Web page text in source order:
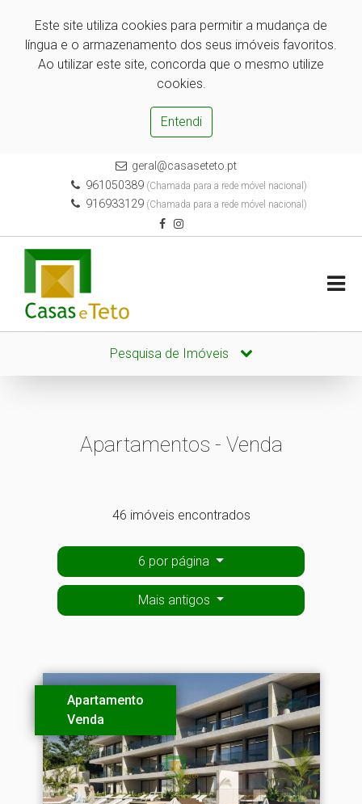
Este site utiliza cookies para permitir a mudança de
língua e o armazenamento dos seus imóveis favoritos.
Ao utilizar este site, concorda que o mesmo utilize
cookies.
Entendi
geral@casaseteto.pt
961050389 (Chamada para a rede móvel nacional)
916933129 (Chamada para a rede móvel nacional)
Pesquisa de Imóveis
Apartamentos - Venda
46 imóveis encontrados
6 por página
Mais antigos
Apartamento
Venda